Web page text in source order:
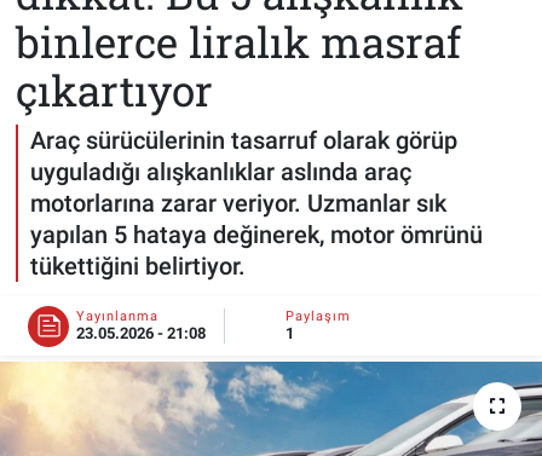
binlerce liralık masraf
çıkartıyor
Araç sürücülerinin tasarruf olarak görüp
uyguladığı alışkanlıklar aslında araç
motorlarına zarar veriyor. Uzmanlar sık
yapılan 5 hataya değinerek, motor ömrünü
tükettiğini belirtiyor.
Yayınlanma
23.05.2026 - 21:08
Paylaşım
1
MAGAZİN
KADIN
TEKNOLOJİ
YEMEK
ESKİŞEHİR NÖBETÇİ ECZANELER
Eskişehir Haber İçerikleri
Eskişehir Hava Durumu
Süper Lig Puan Durumu ve Fikstür
Tüm Manşetler
Son Dakika Haberleri
Haber Arşivi